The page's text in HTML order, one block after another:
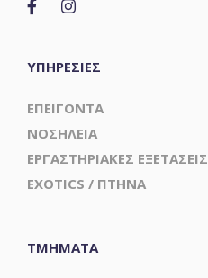
ΥΠΗΡΕΣΙΕΣ
ΕΠΕΙΓΟΝΤΑ
ΝΟΣΗΛΕΙΑ
ΕΡΓΑΣΤΗΡΙΑΚΕΣ ΕΞΕΤΑΣΕΙΣ
EXOTICS / ΠΤΗΝΑ
ΤΜΗΜΑΤΑ